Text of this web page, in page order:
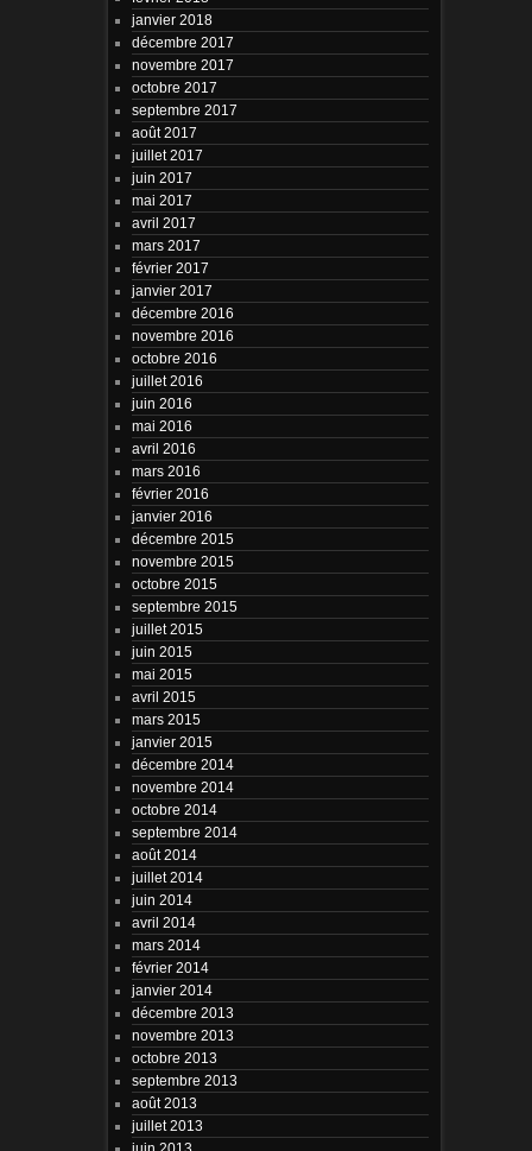
janvier 2018
décembre 2017
novembre 2017
octobre 2017
septembre 2017
août 2017
juillet 2017
juin 2017
mai 2017
avril 2017
mars 2017
février 2017
janvier 2017
décembre 2016
novembre 2016
octobre 2016
juillet 2016
juin 2016
mai 2016
avril 2016
mars 2016
février 2016
janvier 2016
décembre 2015
novembre 2015
octobre 2015
septembre 2015
juillet 2015
juin 2015
mai 2015
avril 2015
mars 2015
janvier 2015
décembre 2014
novembre 2014
octobre 2014
septembre 2014
août 2014
juillet 2014
juin 2014
avril 2014
mars 2014
février 2014
janvier 2014
décembre 2013
novembre 2013
octobre 2013
septembre 2013
août 2013
juillet 2013
juin 2013